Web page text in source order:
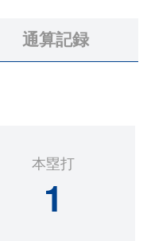
通算記録
本塁打
1